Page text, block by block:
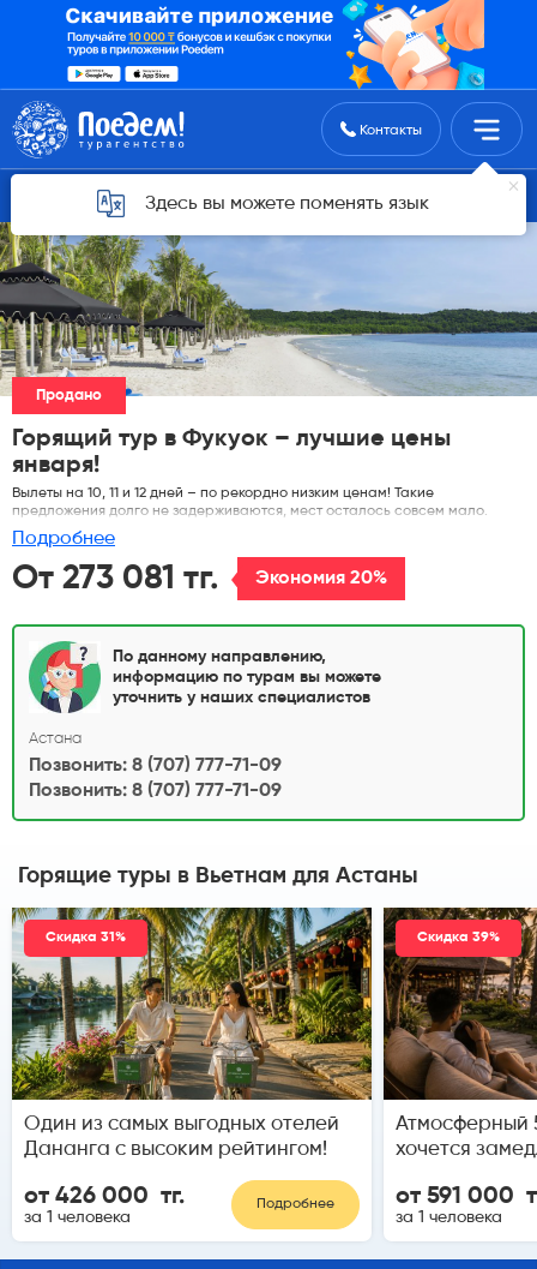
Поиск туровКонтакты
Здесь вы можете поменять язык
Горящие туры для Астаны
Продано
Горящий тур в Фукуок – лучшие цены
января!
Вылеты на 10, 11 и 12 дней – по рекордно низким ценам! Такие
предложения долго не задерживаются, мест осталось совсем мало.
Подробнее
От 273 081 тг. Экономия 20%
По данному направлению,
информацию по турам вы можете
уточнить у наших специалистов
Астана
Позвонить: 8 (707) 777-71-09
Позвонить: 8 (707) 777-71-09
Горящие туры в Вьетнам для Астаны
Скидка 31%
Один из самых выгодных отелей
Дананга с высоким рейтингом!
от 426 000 тг.
за 1 человека
Подробнее
Скидка 39%
Атмосферный
хочется
от 591 000
за 1 человека